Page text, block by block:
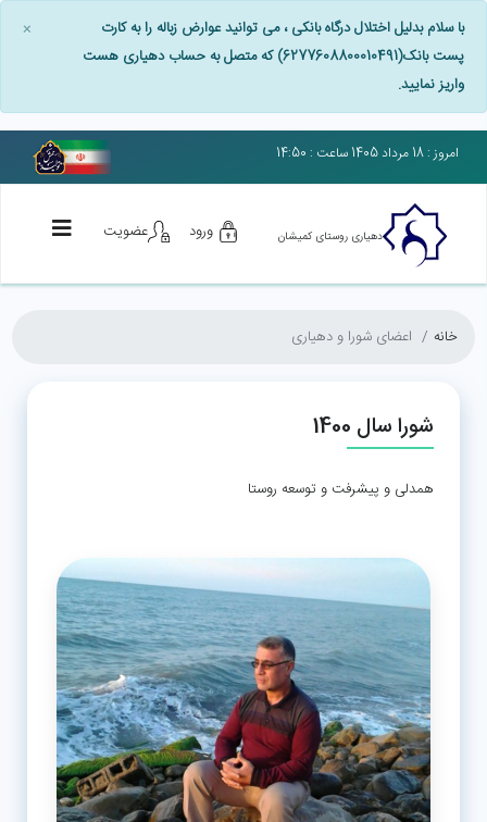
با سلام بدلیل اختلال درگاه بانکی ، می توانید عوارض زباله را به کارت
پست بانک(6277608800010491) که متصل به حساب دهیاری هست
واریز نمایید.
×
امروز : 18 مرداد 1405 ساعت : 14:50
ورود عضویت دهیاری روستای کمیشان
خانه اعضای شورا و دهیاری
شورا سال 1400
همدلی و پیشرفت و توسعه روستا